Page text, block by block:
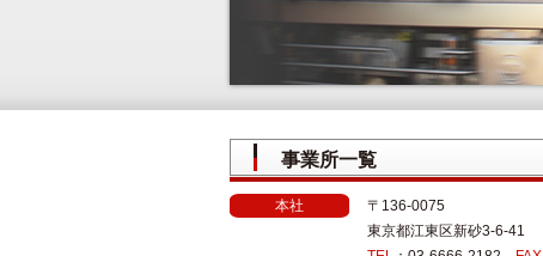
事業所一覧
本社
〒136-0075
東京都江東区新砂3-6-41